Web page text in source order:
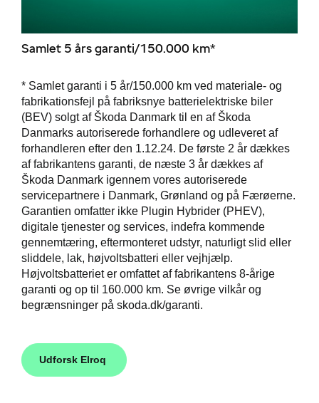
Samlet 5 års garanti/150.000 km*
* Samlet garanti i 5 år/150.000 km ved materiale- og
fabrikationsfejl på fabriksnye batterielektriske biler
(BEV) solgt af Škoda Danmark til en af Škoda
Danmarks autoriserede forhandlere og udleveret af
forhandleren efter den 1.12.24. De første 2 år dækkes
af fabrikantens garanti, de næste 3 år dækkes af
Škoda Danmark igennem vores autoriserede
servicepartnere i Danmark, Grønland og på Færøerne.
Garantien omfatter ikke Plugin Hybrider (PHEV),
digitale tjenester og services, indefra kommende
gennemtæring, eftermonteret udstyr, naturligt slid eller
sliddele, lak, højvoltsbatteri eller vejhjælp.
Højvoltsbatteriet er omfattet af fabrikantens 8-årige
garanti og op til 160.000 km. Se øvrige vilkår og
begrænsninger på skoda.dk/garanti.
Udforsk Elroq